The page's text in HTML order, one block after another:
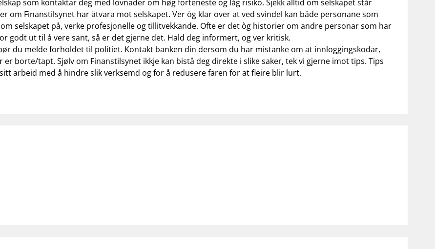
som kontaktar deg med lovnader om høg forteneste og låg risiko. Sjekk alltid om selskapet står
om Finanstilsynet har åtvara mot selskapet. Ver òg klar over at ved svindel kan både personane som
selskapet på, verke profesjonelle og tillitvekkande. Ofte er det òg historier om andre personar som har
godt ut til å vere sant, så er det gjerne det. Hald deg informert, og ver kritisk.
du melde forholdet til politiet. Kontakt banken din dersom du har mistanke om at innloggingskodar,
borte/tapt. Sjølv om Finanstilsynet ikkje kan bistå deg direkte i slike saker, tek vi gjerne imot tips. Tips
arbeid med å hindre slik verksemd og for å redusere faren for at fleire blir lurt.